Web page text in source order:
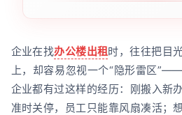
企业在找办公楼出租时，往往把目
上，却容易忽视一个“隐形雷区
企业都有过这样的经历：刚搬入新
准时关停，员工只能靠风扇凑活；